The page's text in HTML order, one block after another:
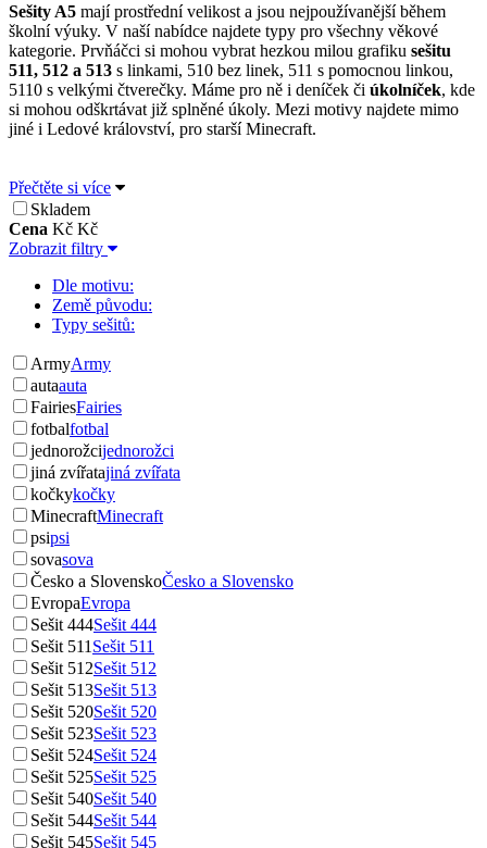
Sešity A5 mají prostřední velikost a jsou nejpoužívanější během
školní výuky. V naší nabídce najdete typy pro všechny věkové
kategorie. Prvňáčci si mohou vybrat hezkou milou grafiku sešitu
511, 512 a 513 s linkami, 510 bez linek, 511 s pomocnou linkou,
5110 s velkými čtverečky. Máme pro ně i deníček či úkolníček, kde
si mohou odškrtávat již splněné úkoly. Mezi motivy najdete mimo
jiné i Ledové království, pro starší Minecraft.
Přečtěte si více
Skladem
Cena Kč Kč
Zobrazit filtry
Dle motivu:
Země původu:
Typy sešitů:
ArmyArmy
autaauta
FairiesFairies
fotbalfotbal
jednorožcijednorožci
jiná zvířatajiná zvířata
kočkykočky
MinecraftMinecraft
psipsi
sovasova
Česko a SlovenskoČesko a Slovensko
EvropaEvropa
Sešit 444Sešit 444
Sešit 511 Sešit 511
Sešit 512Sešit 512
Sešit 513Sešit 513
Sešit 520Sešit 520
Sešit 523Sešit 523
Sešit 524Sešit 524
Sešit 525Sešit 525
Sešit 540Sešit 540
Sešit 544Sešit 544
Sešit 545Sešit 545